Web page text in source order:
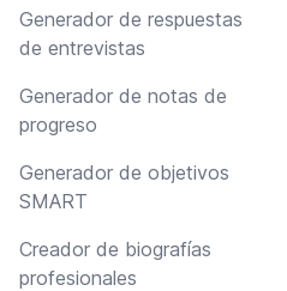
Generador de respuestas
de entrevistas
Generador de notas de
progreso
Generador de objetivos
SMART
Creador de biografías
profesionales